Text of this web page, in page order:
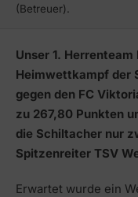
(Betreuer).
Unser 1.
Heimwettkampf der
gegen den FC
zu 267,80 Punkten
die Schiltacher nur
Spitzenreiter TSV
Erwartet wurde ein